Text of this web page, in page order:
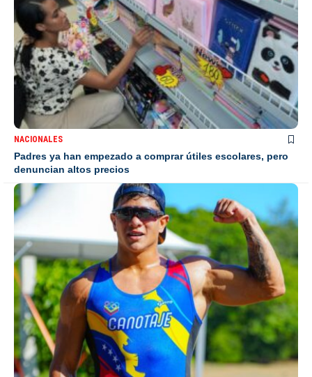
NACIONALES
Padres ya han empezado a comprar útiles escolares, pero
denuncian altos precios